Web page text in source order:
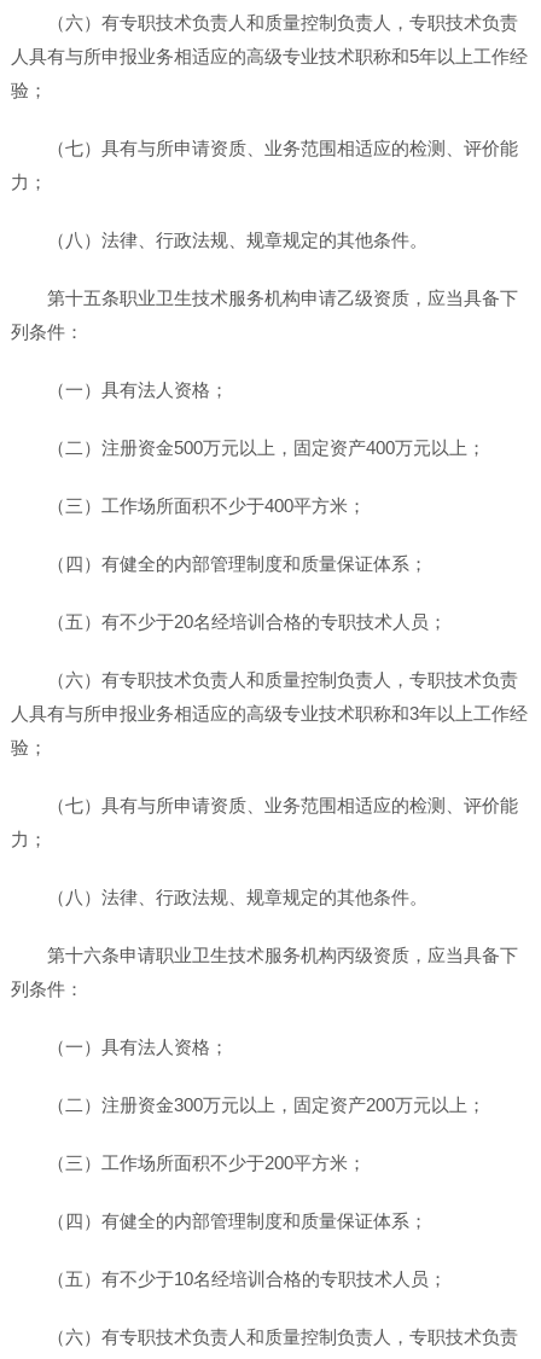
（六）有专职技术负责人和质量控制负责人，专职技术负责
人具有与所申报业务相适应的高级专业技术职称和5年以上工作经
验；
（七）具有与所申请资质、业务范围相适应的检测、评价能
力；
（八）法律、行政法规、规章规定的其他条件。
第十五条职业卫生技术服务机构申请乙级资质，应当具备下
列条件：
（一）具有法人资格；
（二）注册资金500万元以上，固定资产400万元以上；
（三）工作场所面积不少于400平方米；
（四）有健全的内部管理制度和质量保证体系；
（五）有不少于20名经培训合格的专职技术人员；
（六）有专职技术负责人和质量控制负责人，专职技术负责
人具有与所申报业务相适应的高级专业技术职称和3年以上工作经
验；
（七）具有与所申请资质、业务范围相适应的检测、评价能
力；
（八）法律、行政法规、规章规定的其他条件。
第十六条申请职业卫生技术服务机构丙级资质，应当具备下
列条件：
（一）具有法人资格；
（二）注册资金300万元以上，固定资产200万元以上；
（三）工作场所面积不少于200平方米；
（四）有健全的内部管理制度和质量保证体系；
（五）有不少于10名经培训合格的专职技术人员；
（六）有专职技术负责人和质量控制负责人，专职技术负责